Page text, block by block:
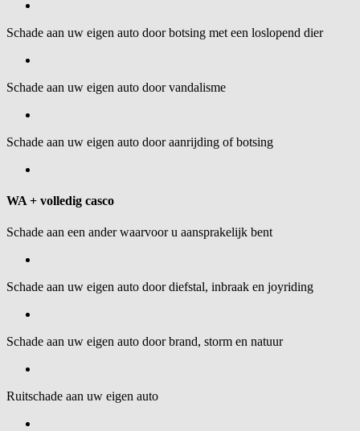
Schade aan uw eigen auto door botsing met een loslopend dier
Schade aan uw eigen auto door vandalisme
Schade aan uw eigen auto door aanrijding of botsing
WA + volledig casco
Schade aan een ander waarvoor u aansprakelijk bent
Schade aan uw eigen auto door diefstal, inbraak en joyriding
Schade aan uw eigen auto door brand, storm en natuur
Ruitschade aan uw eigen auto